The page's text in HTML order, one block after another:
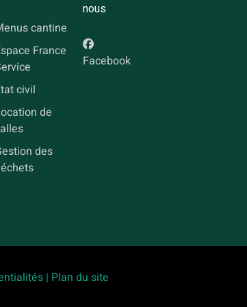
cantine
France
civil
de
des
nous
Facebook
| Plan du site